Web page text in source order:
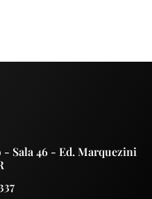
- Sala 46 - Ed. Marquezini